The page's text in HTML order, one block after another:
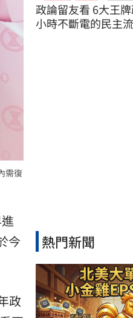
需復
今
政
政論留友看 6大王
小時不斷電的民主
熱門新聞